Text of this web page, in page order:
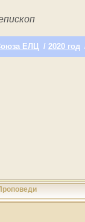
ЕЛЦ / 2020 год